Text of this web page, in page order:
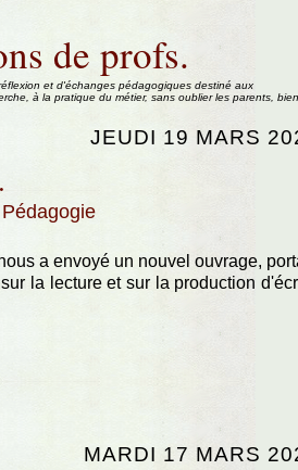
de profs.
et d'échanges pédagogiques destiné aux
à la pratique du métier, sans oublier les parents, bien
JEUDI 19 MARS
a envoyé un nouvel ouvrage,
la lecture et sur la production
MARDI 17 MARS